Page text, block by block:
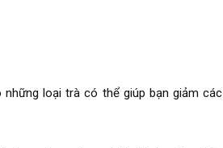
loại trà có thể giúp bạn giảm các